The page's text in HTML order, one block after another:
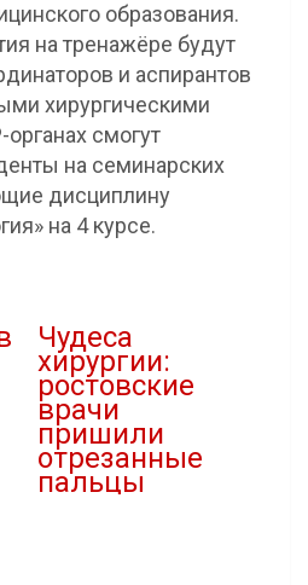
образования.
на тренажёре будут
и аспирантов
хирургическими
смогут
на семинарских
дисциплину
на 4 курсе.
Чудеса
хирургии:
ростовские
врачи
пришили
отрезанные
пальцы